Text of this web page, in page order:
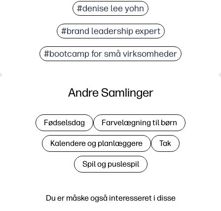
#denise lee yohn
#brand leadership expert
#bootcamp for små virksomheder
Du er måske også interesseret i disse
Andre Samlinger
Fødselsdag Farvelægning til børn
Kalendere og planlæggere Tak
Spil og puslespil